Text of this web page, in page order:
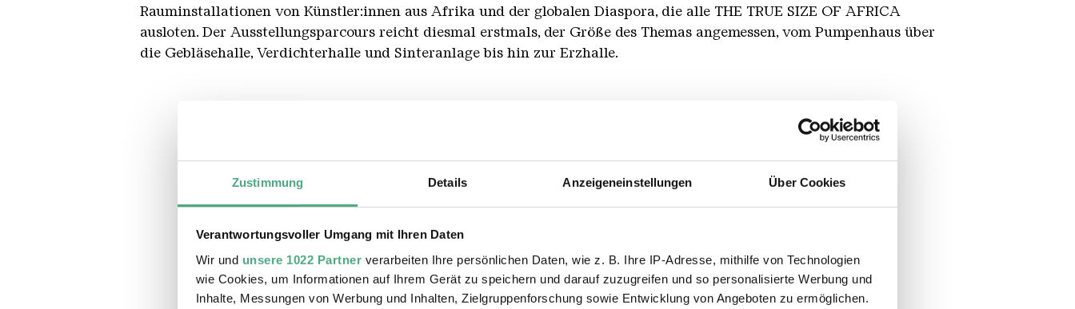
Zustimmung Details Anzeigeneinstellungen Über Cookies
Verantwortungsvoller Umgang mit Ihren Daten
Wir und unsere 1022 Partner verarbeiten Ihre persönlichen Daten, wie z. B. Ihre IP-Adresse, mithilfe von Technologien
wie Cookies, um Informationen auf Ihrem Gerät zu speichern und darauf zuzugreifen und so personalisierte Werbung und
Inhalte, Messungen von Werbung und Inhalten, Zielgruppenforschung sowie Entwicklung von Angeboten zu ermöglichen.
Rauminstallationen von Künstler:innen aus Afrika und der globalen Diaspora, die alle THE TRUE SIZE OF AFRICA
ausloten. Der Ausstellungsparcours reicht diesmal erstmals, der Größe des Themas angemessen, vom Pumpenhaus über
die Gebläsehalle, Verdichterhalle und Sinteranlage bis hin zur Erzhalle.
Erwachsene | an Wochenenden und gesetzlichen Feiertagen 5 €
Kinder und Jugendliche bis einschl. 18 Jahre
Teilnahme frei
gültig ab 1. Oktober 2024
Max. 30 Personen.